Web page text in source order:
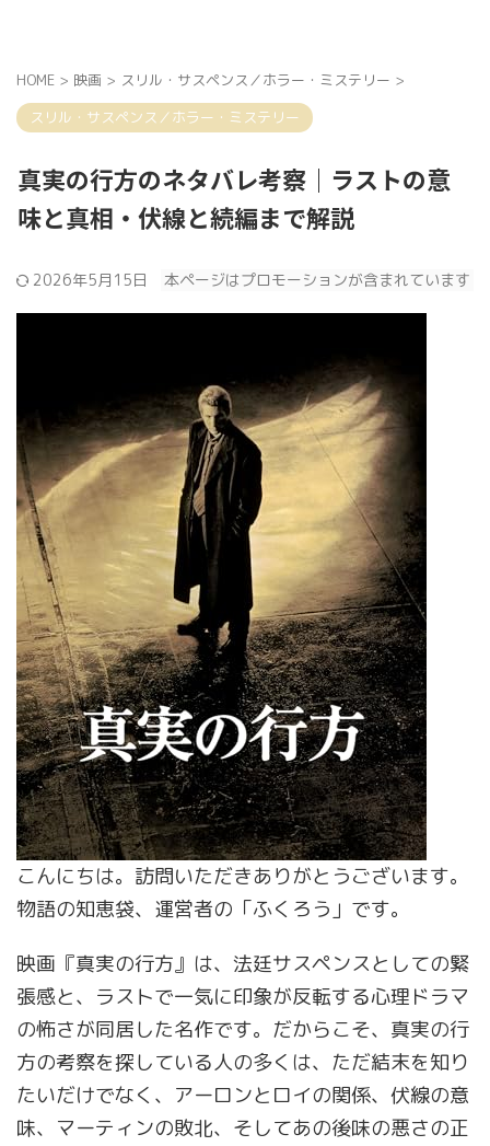
HOME > 映画 > スリル・サスペンス／ホラー・ミステリー >
スリル・サスペンス／ホラー・ミステリー
真実の行方のネタバレ考察｜ラストの意
味と真相・伏線と続編まで解説
2026年5月15日 本ページはプロモーションが含まれています
こんにちは。訪問いただきありがとうございます。
物語の知恵袋、運営者の「ふくろう」です。
映画『真実の行方』は、法廷サスペンスとしての緊
張感と、ラストで一気に印象が反転する心理ドラマ
の怖さが同居した名作です。だからこそ、真実の行
方の考察を探している人の多くは、ただ結末を知り
たいだけでなく、アーロンとロイの関係、伏線の意
味、マーティンの敗北、そしてあの後味の悪さの正